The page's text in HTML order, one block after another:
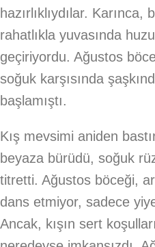
hazırlıklıydılar. Karınca,
rahatlıkla yuvasında
geçiriyordu. Ağustos
soğuk karşısında
başlamıştı.
Kış mevsimi aniden
beyaza bürüdü, soğuk
titretti. Ağustos böceği,
dans etmiyor, sadece
Ancak, kışın sert